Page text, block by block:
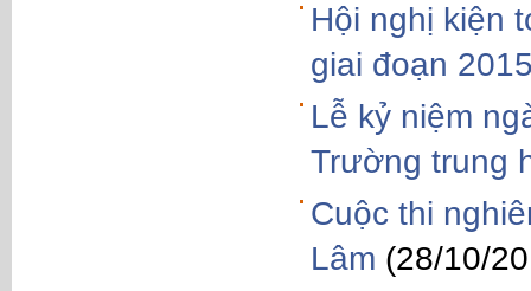
Hội nghị kiện
giai đoạn
Lễ kỷ niệm
Trường trung
Cuộc thi
Lâm (28/10/